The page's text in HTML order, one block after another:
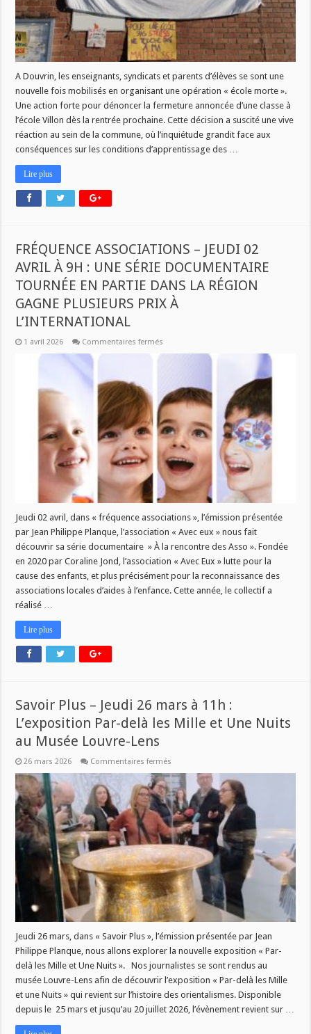
A Douvrin, les enseignants, syndicats et parents d’élèves se sont une
nouvelle fois mobilisés en organisant une opération « école morte ».
Une action forte pour dénoncer la fermeture annoncée d’une classe à
l’école Villon dès la rentrée prochaine. Cette décision a suscité une vive
réaction au sein de la commune, où l’inquiétude grandit face aux
conséquences sur les conditions d’apprentissage des …
Lire plus
FRÉQUENCE ASSOCIATIONS – JEUDI 02
AVRIL À 9H : UNE SÉRIE DOCUMENTAIRE
TOURNÉE EN PARTIE DANS LA RÉGION
GAGNE PLUSIEURS PRIX À
L’INTERNATIONAL
1 avril 2026 Commentaires fermés
ASSOCIATIONS
AVRIL
À
:
UNE
SÉRIE
DOCUMENTAIRE
TOURNÉE
EN
PARTIE
DANS
LA
RÉGION
GAGNE
PLUSIEURS
PRIX
L’INTERNATIONAL
Jeudi 02 avril, dans « fréquence associations », l’émission présentée
par Jean Philippe Planque, l’association « Avec eux » nous fait
découvrir sa série documentaire » À la rencontre des Asso ». Fondée
en 2020 par Coraline Jond, l’association « Avec Eux » lutte pour la
cause des enfants, et plus précisément pour la reconnaissance des
associations locales d’aides à l’enfance. Cette année, le collectif a
réalisé …
Lire plus
Savoir Plus – Jeudi 26 mars à 11h :
L’exposition Par-delà les Mille et Une Nuits
au Musée Louvre-Lens
26 mars 2026 Commentaires fermés
Plus
–
Jeudi
26
mars
à
11h
:
L’exposition
Par-
delà
les
Mille
et
Une
Nuits
au
Musée
Louvre-
Lens
Jeudi 26 mars, dans « Savoir Plus », l’émission présentée par Jean
Philippe Planque, nous allons explorer la nouvelle exposition « Par-
delà les Mille et Une Nuits ». Nos journalistes se sont rendus au
musée Louvre-Lens afin de découvrir l’exposition « Par-delà les Mille
et une Nuits » qui revient sur l’histoire des orientalismes. Disponible
depuis le 25 mars et jusqu’au 20 juillet 2026, l’évènement revient sur …